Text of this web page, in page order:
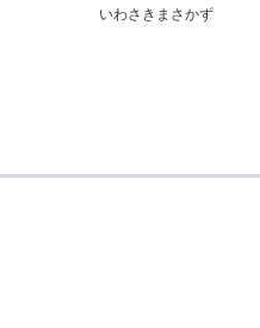
いわさきまさかず